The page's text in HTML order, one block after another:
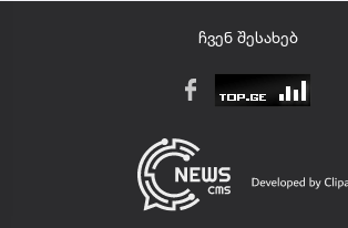
ჩვენ შესახებ